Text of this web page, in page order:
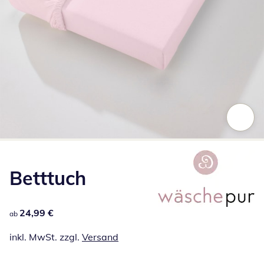
Betttuch
24,99 €
ab 24,99 €
inkl. MwSt. zzgl. Versand